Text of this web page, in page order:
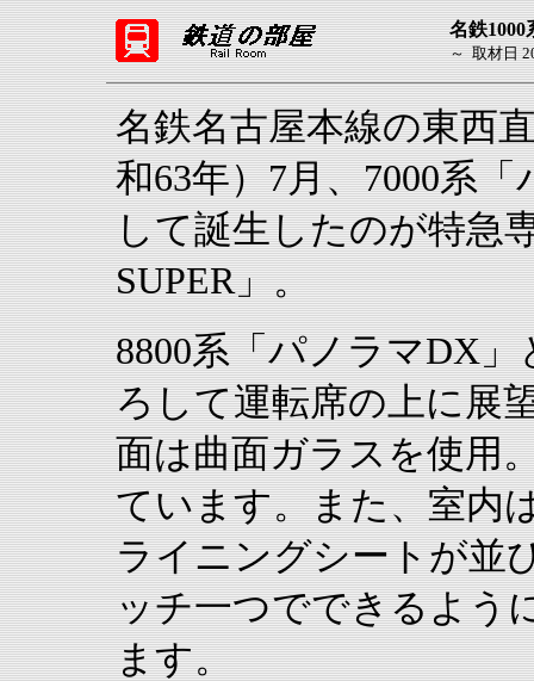
名鉄1000
～ 取材日
名鉄名古屋本線の東西
和63年）7月、7000系
して誕生したのが特急
SUPER」。
8800系「パノラマDX
ろして運転席の上に展
面は曲面ガラスを使用
ています。また、室内
ライニングシートが並
ッチ一つでできるよう
ます。